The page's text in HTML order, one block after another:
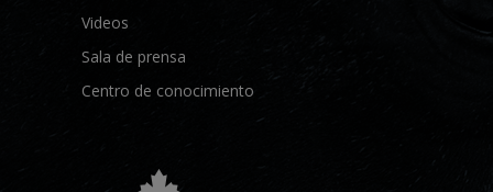
Videos
Sala de prensa
Centro de conocimiento